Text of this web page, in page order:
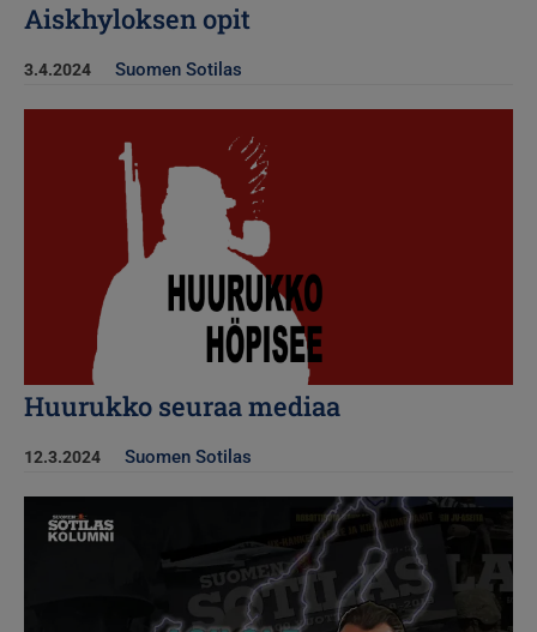
Aiskhyloksen opit
3.4.2024 Suomen Sotilas
Huurukko seuraa mediaa
12.3.2024 Suomen Sotilas
Kuva